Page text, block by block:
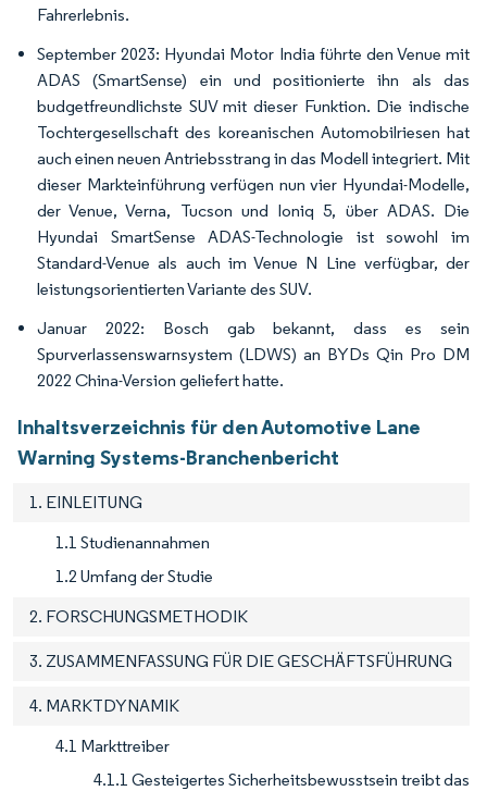
Fahrerlebnis.
September 2023: Hyundai Motor India führte den Venue mit
ADAS (SmartSense) ein und positionierte ihn als das
budgetfreundlichste SUV mit dieser Funktion. Die indische
Tochtergesellschaft des koreanischen Automobilriesen hat
auch einen neuen Antriebsstrang in das Modell integriert. Mit
dieser Markteinführung verfügen nun vier Hyundai-Modelle,
der Venue, Verna, Tucson und Ioniq 5, über ADAS. Die
Hyundai SmartSense ADAS-Technologie ist sowohl im
Standard-Venue als auch im Venue N Line verfügbar, der
leistungsorientierten Variante des SUV.
Januar 2022: Bosch gab bekannt, dass es sein
Spurverlassenswarnsystem (LDWS) an BYDs Qin Pro DM
2022 China-Version geliefert hatte.
Inhaltsverzeichnis für den Automotive Lane
Warning Systems-Branchenbericht
1. EINLEITUNG
1.1 Studienannahmen
1.2 Umfang der Studie
2. FORSCHUNGSMETHODIK
3. ZUSAMMENFASSUNG FÜR DIE GESCHÄFTSFÜHRUNG
4. MARKTDYNAMIK
4.1 Markttreiber
4.1.1 Gesteigertes Sicherheitsbewusstsein treibt das